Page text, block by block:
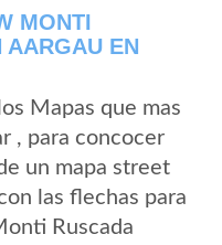
MONTI
AARGAU EN
Mapas que mas
, para concocer
un mapa street
las flechas para
Ruscada